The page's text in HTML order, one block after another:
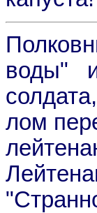
воды"
лом